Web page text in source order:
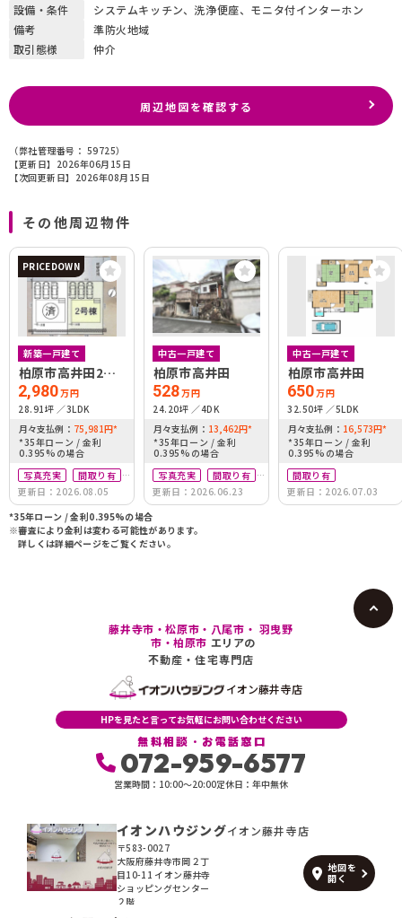
設備・条件
システムキッチン、洗浄便座、モニタ付インターホン
備考
準防火地域
取引態様
仲介
周辺地図を確認する
（弊社管理番号： 59725）
【更新日】2026年06月15日
【次回更新日】2026年08月15日
その他周辺物件
PRICEDOWN
新築一戸建て
柏原市高井田2号
棟
2,980万円
28.91坪
3LDK
月々支払例： 75,981円*
*35年ローン / 金利
0.395%の場合
写真充実
間取り有
築10年以内
駅徒歩10分以内
駐車場2台可
更新日：2026.08.05
中古一戸建て
柏原市高井田
528万円
24.20坪
4DK
月々支払例： 13,462円*
*35年ローン / 金利
0.395%の場合
写真充実
間取り有
リフォーム済
更新日：2026.06.23
中古一戸建て
柏原市高井田
650万円
32.50坪
5LDK
月々支払例： 16,573円*
*35年ローン / 金利
0.395%の場合
間取り有
更新日：2026.07.03
*35年ローン / 金利0.395%の場合
※審査により金利は変わる可能性があります。
詳しくは詳細ページをご覧ください。
藤井寺市・松原市・八尾市・ 羽曳野
市・柏原市 エリアの
不動産・住宅専門店
イオン藤井寺店
HPを見たと言ってお気軽にお問い合わせください
無料相談・お電話窓口
072-959-6577
営業時間：10:00〜20:00定休日：年中無休
イオンハウジングイオン藤井寺店
〒583-0027
大阪府藤井寺市岡２丁
目10-11 イオン藤井寺
ショッピングセンター
２階
地図を
開く